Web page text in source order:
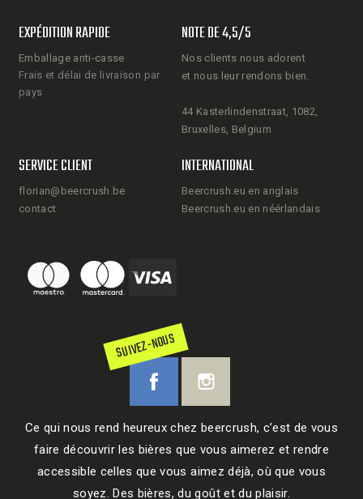
EXPÉDITION RAPIDE
Emballage anti-casse
Frais et délai de livraison par
pays
NOTE DE 4,5/5
Nos clients nous adorent
et nous leur rendons bien.
44 Kasterlindenstraat, 1082,
Bruxelles, Belgium
SERVICE CLIENT
florian@beercrush.be
contact
INTERNATIONAL
Beercrush.eu en anglais
Beercrush.eu en néérlandais
SUIVEZ-NOUS
Ce qui nous rend heureux chez beercrush, c’est de vous
faire découvrir les bières que vous aimerez et rendre
accessible celles que vous aimez déjà, où que vous
soyez. Des bières, du goût et du plaisir.